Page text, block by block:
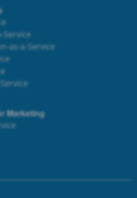
Service
as-a-Service
Marketing